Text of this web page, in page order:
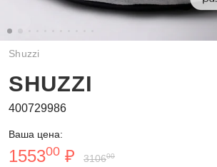
Shuzzi
SHUZZI
400729986
Ваша цена:
155300 ₽ 310600